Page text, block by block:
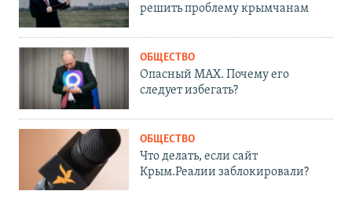
решить проблему крымчанам
ОБЩЕСТВО
Опасный MAX. Почему его
следует избегать?
ОБЩЕСТВО
Что делать, если сайт
Крым.Реалии заблокировали?